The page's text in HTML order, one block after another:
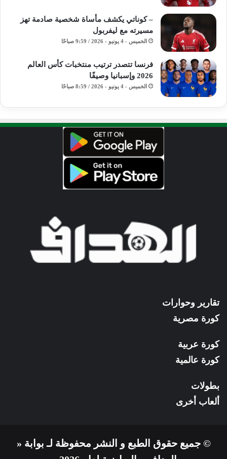
– كوناتي يكشف مأساة شخصية صادمة تهز
مسيرته مع ليفربول
الخميس - 4 يونيو - 2026 / 9:59 صباحًا
فرنسا تتصدر ترتيب منتخبات كأس العالم
2026 وإسبانيا وصيفًا
الخميس - 4 يونيو - 2026 / 8:59 صباحًا
تقارير وحوارات
كورة مصرية
كورة عربية
كورة عالمية
بطولات
ألعاب أخرى
© جميع حقوق الطبع و النشر محفوظة لـ بوابة «